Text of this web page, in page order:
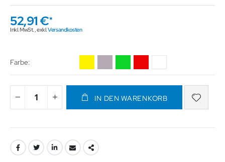
52,91 €
Inkl. MwSt.,exkl.Versandkosten
Farbe
IN DEN WARENKORB